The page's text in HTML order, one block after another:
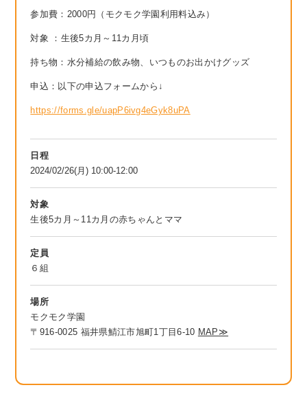
参加費：2000円（モクモク学園利用料込み）
対象 ：生後5カ月～11カ月頃
持ち物： 水分補給の飲み物、 いつものお出かけグッズ
申込：以下の申込フォームから↓
https://forms.gle/uapP6ivg4eGyk8uPA
日程
2024/02/26(月) 10:00-12:00
対象
生後5カ月～11カ月の赤ちゃんとママ
定員
６組
場所
モクモク学園
〒916-0025 福井県鯖江市旭町1丁目6-10 MAP≫